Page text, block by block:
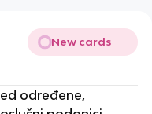
New cards
određene,